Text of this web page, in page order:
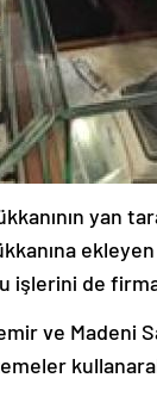
yan
işlerini de
ve Madeni